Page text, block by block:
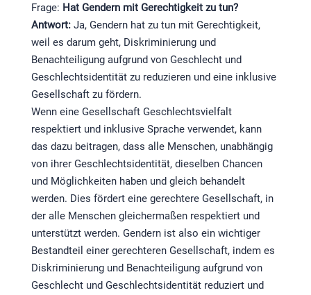
Frage: Hat Gendern mit Gerechtigkeit zu tun?
Antwort: Ja, Gendern hat zu tun mit Gerechtigkeit,
weil es darum geht, Diskriminierung und
Benachteiligung aufgrund von Geschlecht und
Geschlechtsidentität zu reduzieren und eine inklusive
Gesellschaft zu fördern.
Wenn eine Gesellschaft Geschlechtsvielfalt
respektiert und inklusive Sprache verwendet, kann
das dazu beitragen, dass alle Menschen, unabhängig
von ihrer Geschlechtsidentität, dieselben Chancen
und Möglichkeiten haben und gleich behandelt
werden. Dies fördert eine gerechtere Gesellschaft, in
der alle Menschen gleichermaßen respektiert und
unterstützt werden. Gendern ist also ein wichtiger
Bestandteil einer gerechteren Gesellschaft, indem es
Diskriminierung und Benachteiligung aufgrund von
Geschlecht und Geschlechtsidentität reduziert und